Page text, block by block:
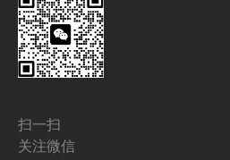
扫一扫
关注微信